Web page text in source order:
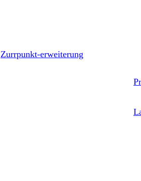
Zurrpunkt-erweiterung